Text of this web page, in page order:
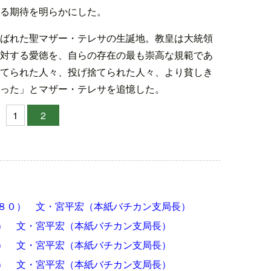
期待を明らかにした。
れた聖マザー・テレサの生誕地。教皇は大統領
する愛徳を、自らの存在の最も崇高な規範であ
られた人々、投げ捨てられた人々、より貧しき
た」とマザー・テレサを追憶した。
1
2
０） 文・宮平宏（本紙バチカン支局長）
文・宮平宏（本紙バチカン支局長）
文・宮平宏（本紙バチカン支局長）
文・宮平宏（本紙バチカン支局長）